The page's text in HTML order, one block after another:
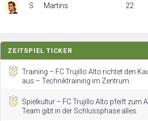
S
Martins 22
ZEITSPIEL TICKER
Training – FC Trujillo Alto richtet den
aus – Techniktraining im Zentrum.
Spielkultur – FC Trujillo Alto pfeift zum
Team gibt in der Schlussphase alles.